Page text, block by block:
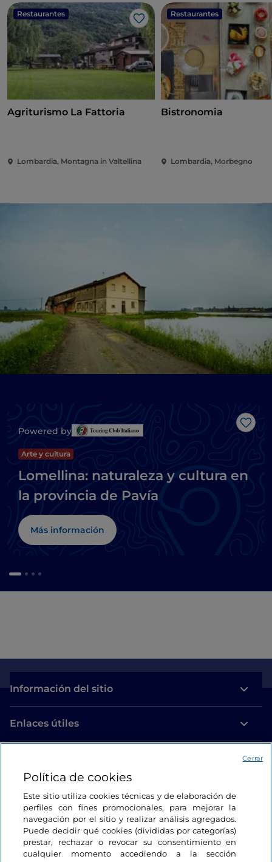
Restaurantes
Me gusta
Agriturismo La Fattoria
Lombardia, Montagna in Valtellina
Restaurantes
Bistronomia
Lombardia, Morbegno
Me
Powered by
Arte y cultura
Lomellina: naturaleza y cultura en
la provincia de Pavía
Más información
Información del sitio
Enlaces útiles
Estamos en contacto
Política de cookies
Este sitio utiliza cookies técnicas y de elaboración de
perfiles con fines promocionales, para mejorar la
navegación por el sitio y realizar análisis agregados.
Puede decidir qué cookies (divididas por categorías)
prestar, rechazar o revocar su consentimiento en
cualquier momento accediendo a la sección
Cerrar